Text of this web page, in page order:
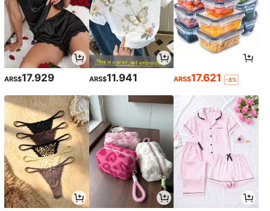
ARS$17.929 ARS$11.941 ARS$17.621 -8%